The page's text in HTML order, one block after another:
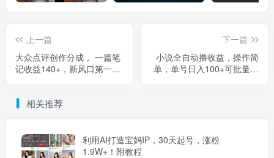
上一篇
大众点评创作分成， 一篇笔
记收益140+，新风口第一
下一篇
小说全自动撸收益，操作简
单，单号日入100+可批量放
相关推荐
利用AI打造宝妈IP，30天起号，涨粉
1.9W+！附教程